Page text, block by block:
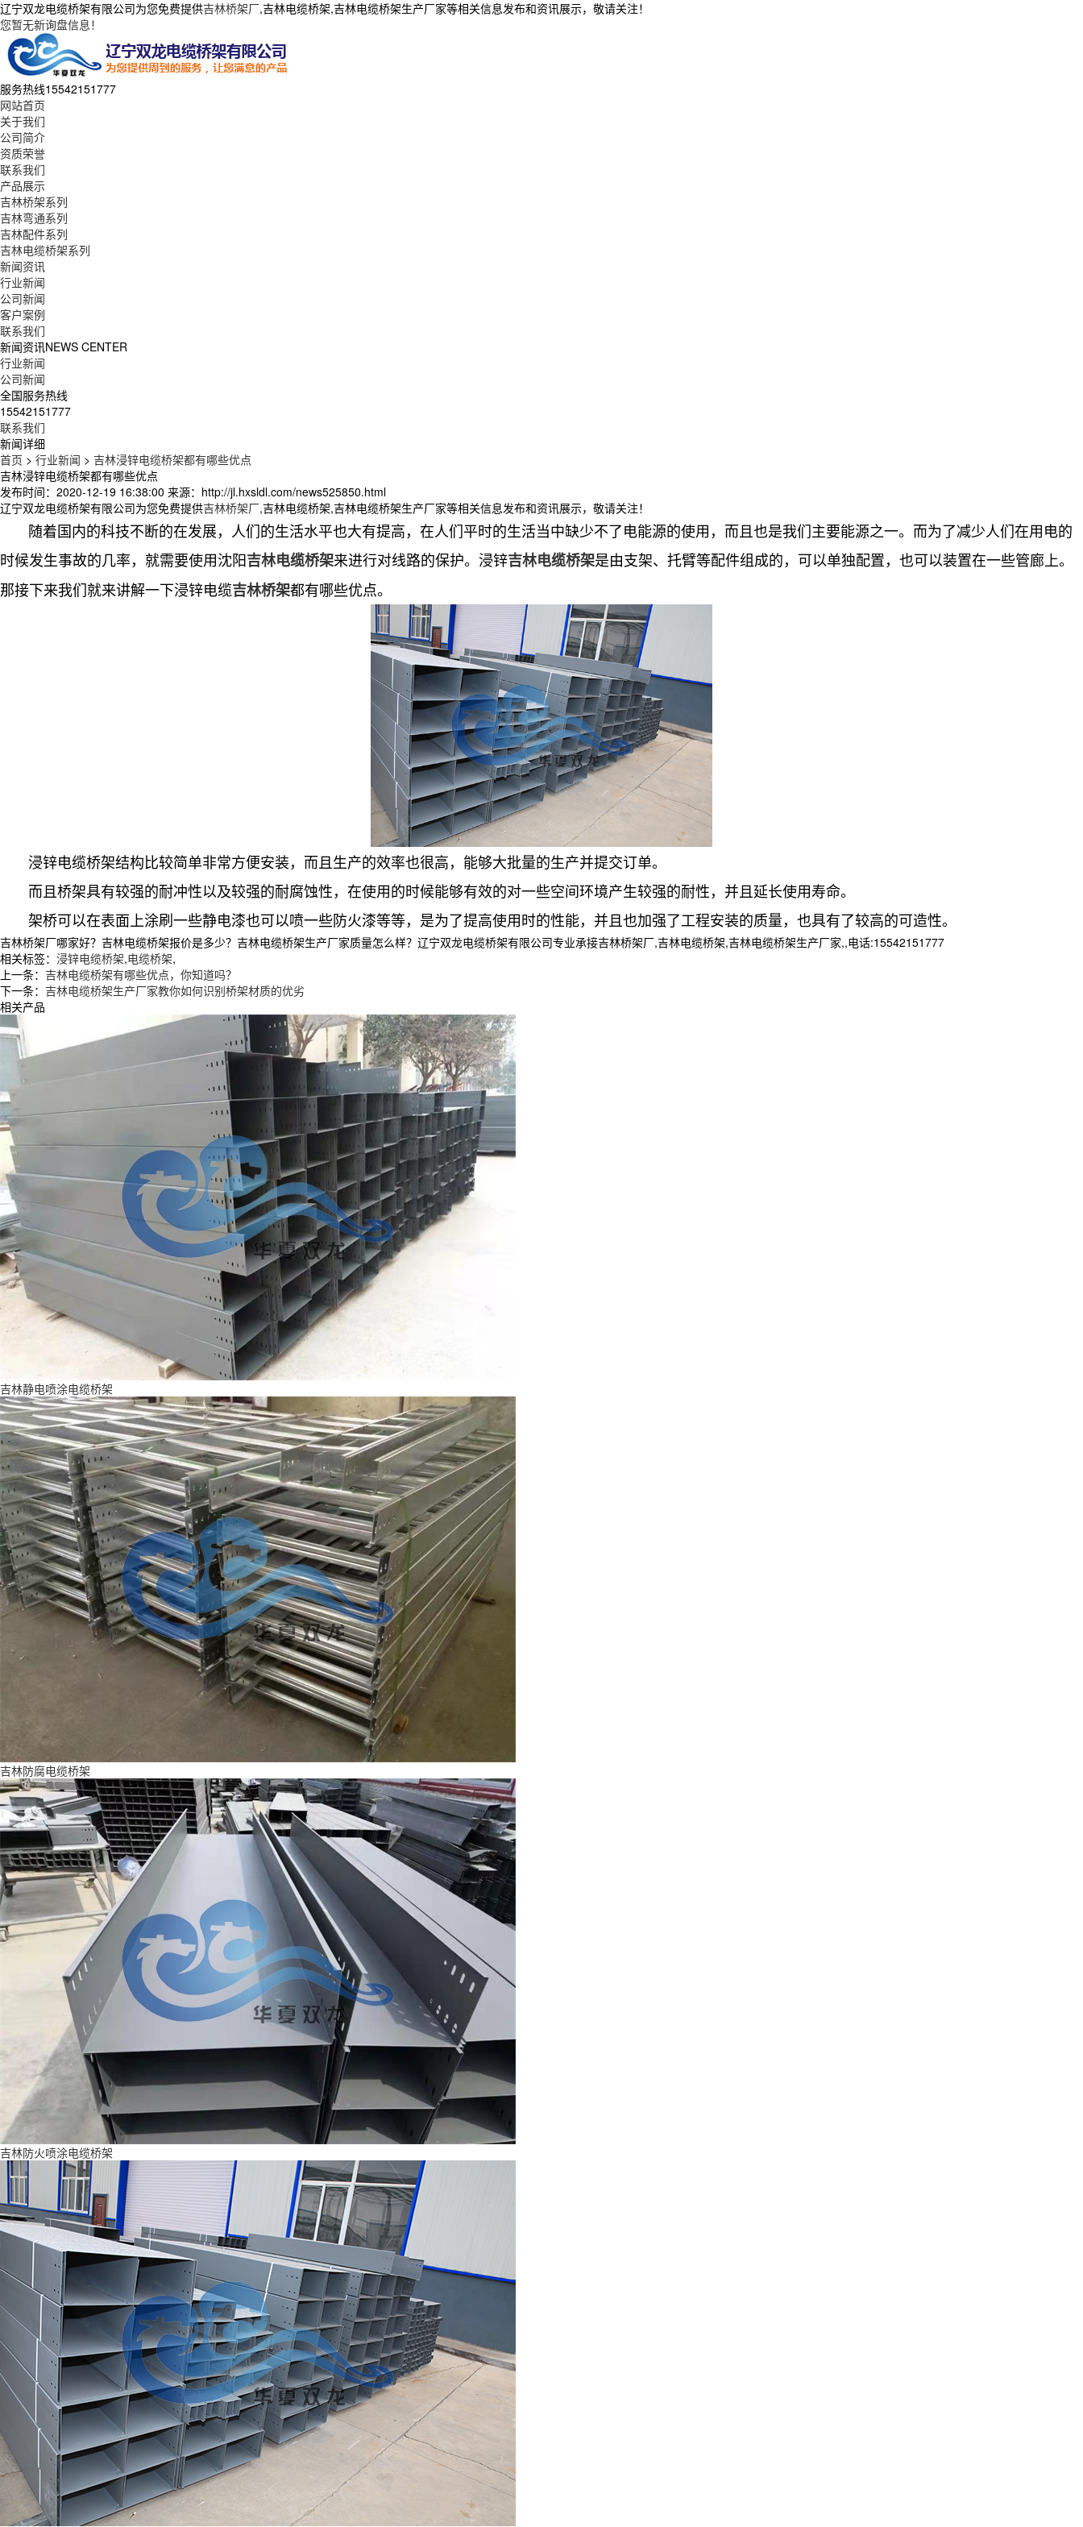
辽宁双龙电缆桥架有限公司为您免费提供吉林桥架厂,吉林电缆桥架,吉林电缆桥架生产厂家等相关信息发布和资讯展示，敬请关注！
您暂无新询盘信息！
服务热线15542151777
网站首页
关于我们
公司简介
资质荣誉
联系我们
产品展示
吉林桥架系列
吉林弯通系列
吉林配件系列
吉林电缆桥架系列
新闻资讯
行业新闻
公司新闻
客户案例
联系我们
新闻资讯NEWS CENTER
行业新闻
公司新闻
全国服务热线
15542151777
联系我们
新闻详细
首页 > 行业新闻 > 吉林浸锌电缆桥架都有哪些优点
吉林浸锌电缆桥架都有哪些优点
发布时间：2020-12-19 16:38:00 来源：http://jl.hxsldl.com/news525850.html
辽宁双龙电缆桥架有限公司为您免费提供吉林桥架厂,吉林电缆桥架,吉林电缆桥架生产厂家等相关信息发布和资讯展示，敬请关注！
随着国内的科技不断的在发展，人们的生活水平也大有提高，在人们平时的生活当中缺少不了电能源的使用，而且也是我们主要能源之一。而为了减少人们在用电的
时候发生事故的几率，就需要使用沈阳吉林电缆桥架来进行对线路的保护。浸锌吉林电缆桥架是由支架、托臂等配件组成的，可以单独配置，也可以装置在一些管廊上。
那接下来我们就来讲解一下浸锌电缆吉林桥架都有哪些优点。
浸锌电缆桥架结构比较简单非常方便安装，而且生产的效率也很高，能够大批量的生产并提交订单。
而且桥架具有较强的耐冲性以及较强的耐腐蚀性，在使用的时候能够有效的对一些空间环境产生较强的耐性，并且延长使用寿命。
架桥可以在表面上涂刷一些静电漆也可以喷一些防火漆等等，是为了提高使用时的性能，并且也加强了工程安装的质量，也具有了较高的可造性。
吉林桥架厂哪家好？吉林电缆桥架报价是多少？吉林电缆桥架生产厂家质量怎么样？辽宁双龙电缆桥架有限公司专业承接吉林桥架厂,吉林电缆桥架,吉林电缆桥架生产厂家,,电话:15542151777
相关标签： 浸锌电缆桥架,电缆桥架,
上一条： 吉林电缆桥架有哪些优点，你知道吗？
下一条： 吉林电缆桥架生产厂家教你如何识别桥架材质的优劣
相关产品
吉林静电喷涂电缆桥架
吉林防腐电缆桥架
吉林防火喷涂电缆桥架